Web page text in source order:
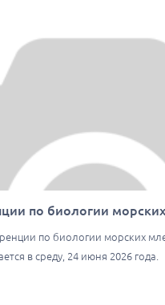
по биологии
по биологии морских
в среду, 24 июня 2026 года.